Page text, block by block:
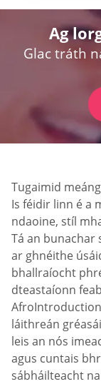
Ag
Glac tráth
Tugaimid
Is féidir linn é a
ndaoine, stíl
Tá an
ar ghnéithe
bhallraíocht
dteastaíonn
láithreán
leis an nós
agus cuntais
sábháilteacht